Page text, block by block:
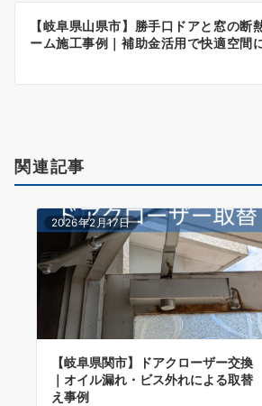
ビ
ゲ
ー
ョ
ン
【岐阜県山県市】勝手口ドアと窓の断
ーム施工事例｜補助金活用で快適空間
関連記事
2026年2月17日
【岐阜県関市】ドアクローザー交換
｜オイル漏れ・ビス外れによる取替
え事例